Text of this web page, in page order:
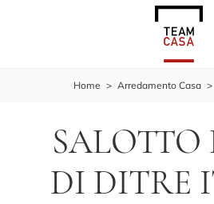
Home > Arredamento Casa >
DI DITRE